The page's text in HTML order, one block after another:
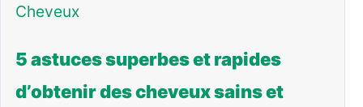
Cheveux
5 astuces superbes et rapides
d’obtenir des cheveux sains et